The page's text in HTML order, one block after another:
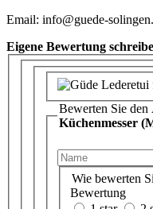
Email: info@guede-
Eigene Bewertung
Bewerten Sie
Küchenmesser
Wie bewerten
Bewertung